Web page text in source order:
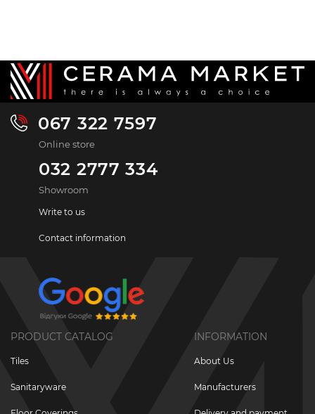
067 322 7597
Online store
032 2777 334
Showroom
Write to us
Contact information
PRODUCT CATALOG
Tiles
Sanitaryware
INFORMATION
About Us
Manufacturers